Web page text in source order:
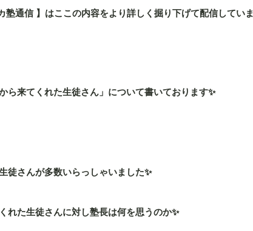
塾通信 】はここの内容をより詳しく掘り下げて配信してい
ら来てくれた生徒さん」について書いております✨
徒さんが多数いらっしゃいました✨
れた生徒さんに対し塾長は何を思うのか✨